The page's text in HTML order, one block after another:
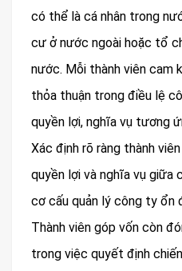
có thể là cá nhân trong
cư ở nước ngoài hoặc tổ
nước. Mỗi thành viên
thỏa thuận trong điều lệ
quyền lợi, nghĩa vụ tương
Xác định rõ ràng thành
quyền lợi và nghĩa vụ giữa
cơ cấu quản lý công ty ổn
Thành viên góp vốn còn
trong việc quyết định